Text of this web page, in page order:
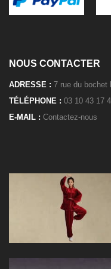
NOUS CONTACTER
ADRESSE : 7 rue du bochet
TÉLÉPHONE : 03 10 43 17
E-MAIL : Contactez-nous